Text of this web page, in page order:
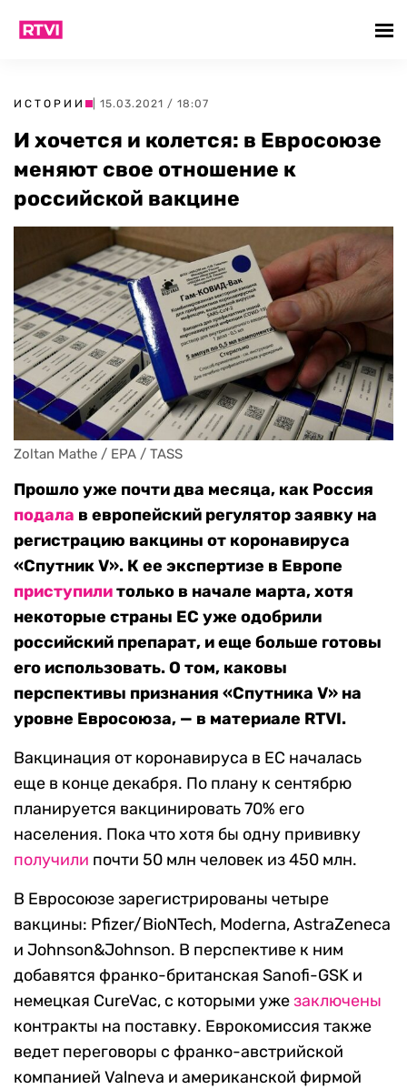
ИСТОРИИ | 15.03.2021 / 18:07
И хочется и колется: в Евросоюзе
меняют свое отношение к
российской вакцине
Zoltan Mathe / EPA / TASS
Прошло уже почти два месяца, как Россия
подала в европейский регулятор заявку на
регистрацию вакцины от коронавируса
«Спутник V». К ее экспертизе в Европе
приступилитолько в начале марта, хотя
некоторые страны ЕС уже одобрили
российский препарат, и еще больше готовы
его использовать. О том, каковы
перспективы признания «Спутника V» на
уровне Евросоюза, — в материале RTVI.
Вакцинация от коронавируса в ЕС началась
еще в конце декабря. По плану к сентябрю
планируется вакцинировать 70% его
населения. Пока что хотя бы одну прививку
получили почти 50 млн человек из 450 млн.
В Евросоюзе зарегистрированы четыре
вакцины: Pfizer/BioNTech, Moderna, AstraZeneca
и Johnson&Johnson. В перспективе к ним
добавятся франко-британская Sanofi-GSK и
немецкая CureVac, с которыми ужезаключены
контракты на поставку. Еврокомиссия также
ведет переговоры с франко-австрийской
компанией Valneva и американской фирмой